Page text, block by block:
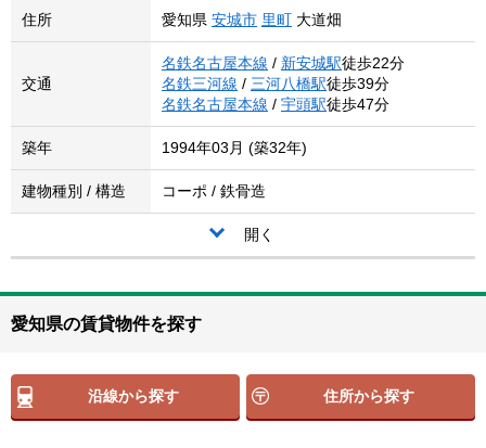
住所 愛知県 安城市 里町 大道畑
交通
名鉄名古屋本線 / 新安城駅徒歩22分
名鉄三河線 / 三河八橋駅徒歩39分
名鉄名古屋本線 / 宇頭駅徒歩47分
築年 1994年03月 (築32年)
建物種別 / 構造 コーポ / 鉄骨造
開く
愛知県の賃貸物件を探す
沿線から探す 住所から探す